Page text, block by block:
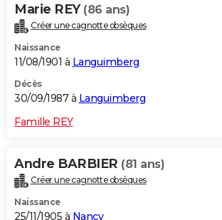
Marie REY (86 ans)
Créer une cagnotte obsèques
Naissance
11/08/1901 à Languimberg
Décès
30/09/1987 à Languimberg
Famille REY
Andre BARBIER (81 ans)
Créer une cagnotte obsèques
Naissance
25/11/1905 à Nancy